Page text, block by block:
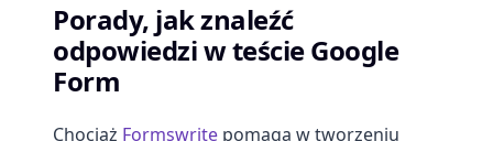
Porady, jak znaleźć
odpowiedzi w teście Google
Form
Chociaż Formswrite pomaga w tworzeniu